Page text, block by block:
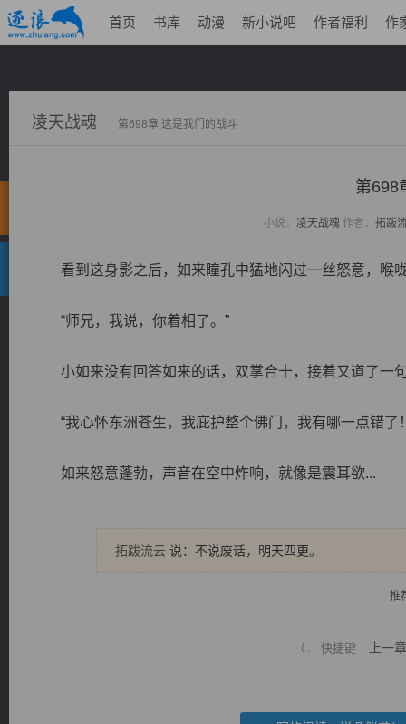
首页 书库 动漫 新小说吧 作者福利 作
凌天战魂 第698章 这是我们的战斗
第698
小说： 凌天战魂作者： 拓跋
看到这身影之后，如来瞳孔中猛地闪过一丝怒意，喉咙
“师兄，我说，你着相了。”
小如来没有回答如来的话，双掌合十，接着又道了一
“我心怀东洲苍生，我庇护整个佛门，我有哪一点错了
如来怒意蓬勃，声音在空中炸响，就像是震耳欲...
拓跋流云 说：不说废话，明天四更。
推
（← 快捷键 上一章